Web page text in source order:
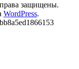
защищены.
WordPress.